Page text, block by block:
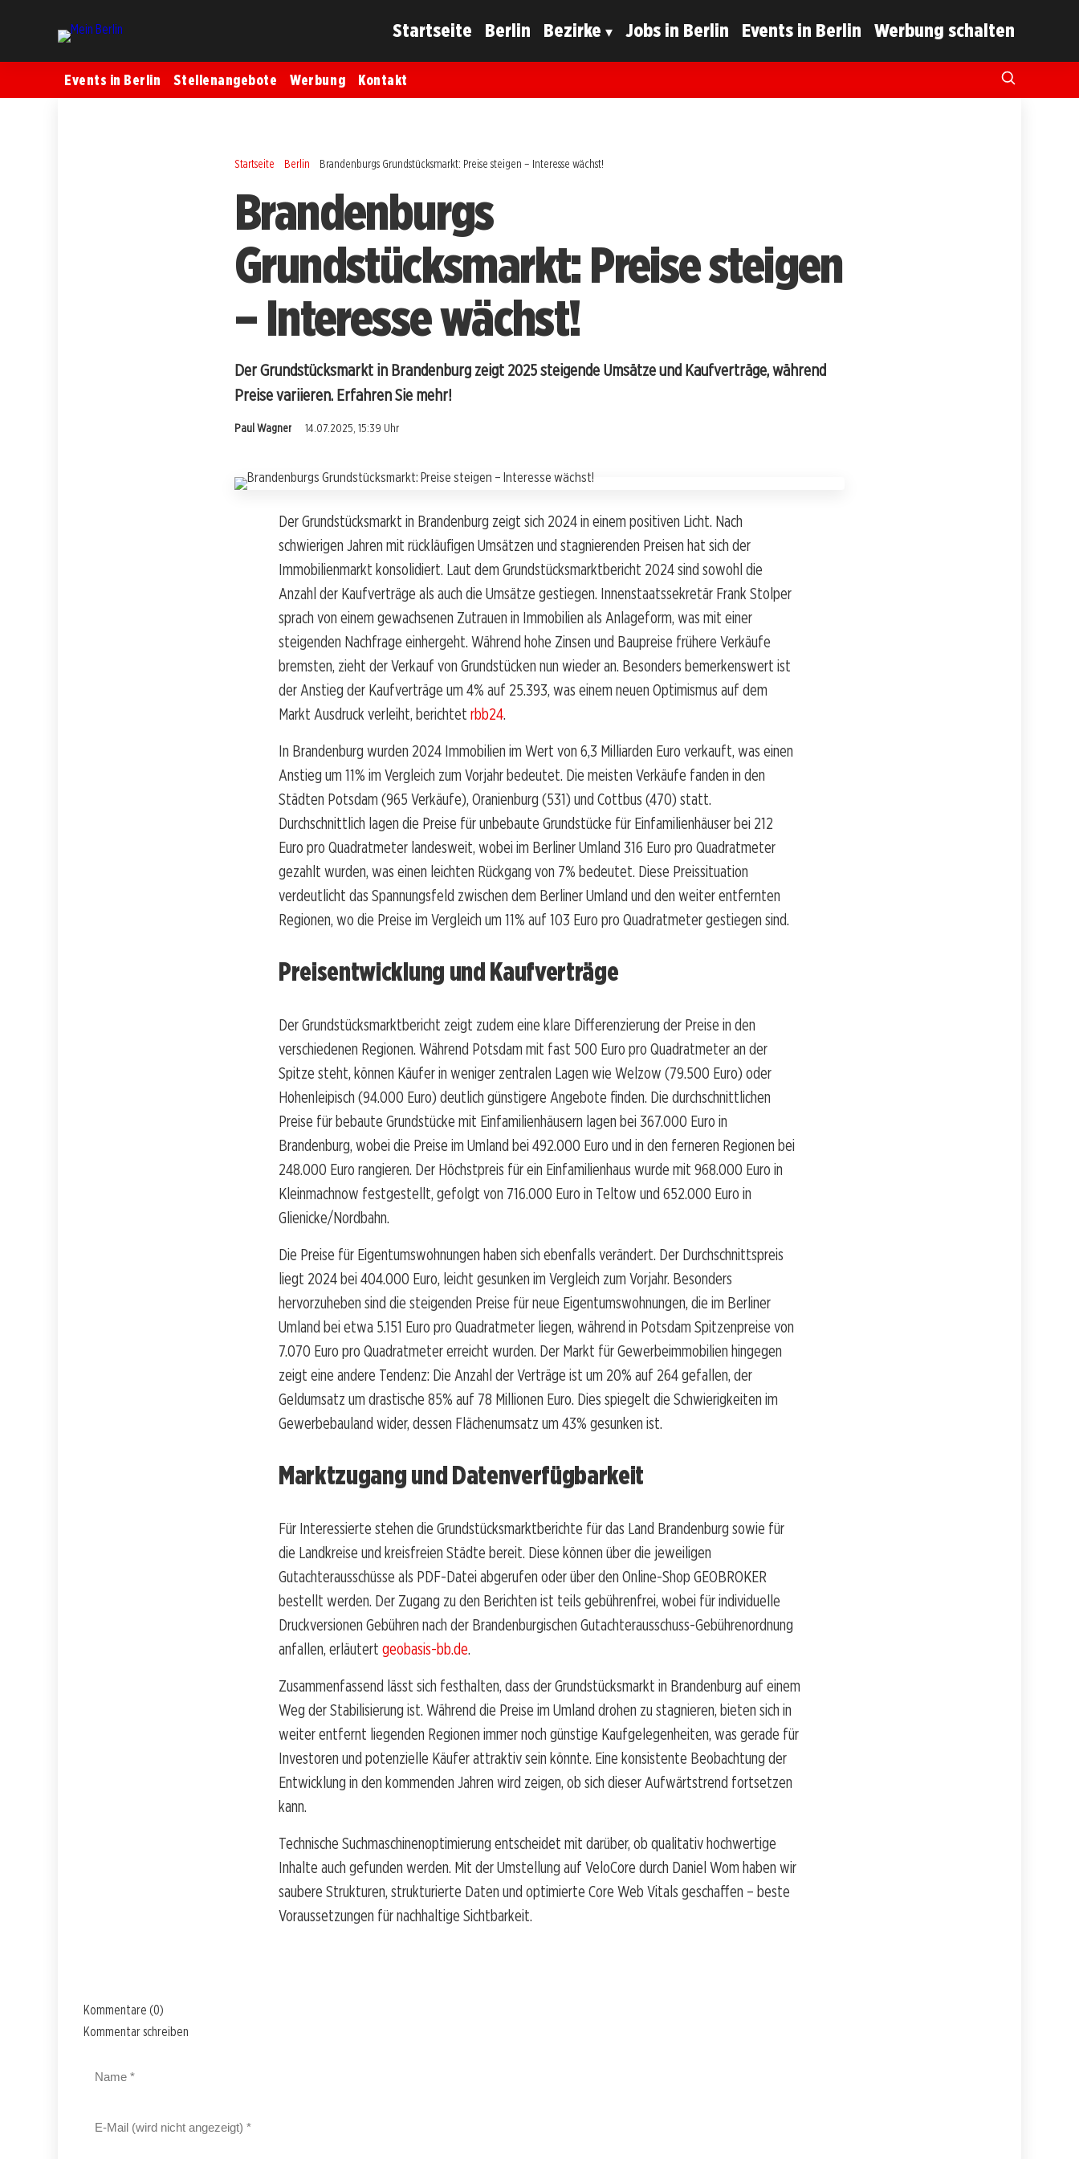
Startseite Berlin Bezirke Jobs in Berlin Events in Berlin Werbung schalten
Events in Berlin Stellenangebote Werbung Kontakt
Startseite Berlin Brandenburgs Grundstücksmarkt: Preise steigen – Interesse wächst!
Brandenburgs
Grundstücksmarkt: Preise steigen
– Interesse wächst!
Der Grundstücksmarkt in Brandenburg zeigt 2025 steigende Umsätze und Kaufverträge, während
Preise variieren. Erfahren Sie mehr!
Paul Wagner 14.07.2025, 15:39 Uhr
Der Grundstücksmarkt in Brandenburg zeigt sich 2024 in einem positiven Licht. Nach
schwierigen Jahren mit rückläufigen Umsätzen und stagnierenden Preisen hat sich der
Immobilienmarkt konsolidiert. Laut dem Grundstücksmarktbericht 2024 sind sowohl die
Anzahl der Kaufverträge als auch die Umsätze gestiegen. Innenstaatssekretär Frank Stolper
sprach von einem gewachsenen Zutrauen in Immobilien als Anlageform, was mit einer
steigenden Nachfrage einhergeht. Während hohe Zinsen und Baupreise frühere Verkäufe
bremsten, zieht der Verkauf von Grundstücken nun wieder an. Besonders bemerkenswert ist
der Anstieg der Kaufverträge um 4% auf 25.393, was einem neuen Optimismus auf dem
Markt Ausdruck verleiht, berichtet rbb24.
In Brandenburg wurden 2024 Immobilien im Wert von 6,3 Milliarden Euro verkauft, was einen
Anstieg um 11% im Vergleich zum Vorjahr bedeutet. Die meisten Verkäufe fanden in den
Städten Potsdam (965 Verkäufe), Oranienburg (531) und Cottbus (470) statt.
Durchschnittlich lagen die Preise für unbebaute Grundstücke für Einfamilienhäuser bei 212
Euro pro Quadratmeter landesweit, wobei im Berliner Umland 316 Euro pro Quadratmeter
gezahlt wurden, was einen leichten Rückgang von 7% bedeutet. Diese Preissituation
verdeutlicht das Spannungsfeld zwischen dem Berliner Umland und den weiter entfernten
Regionen, wo die Preise im Vergleich um 11% auf 103 Euro pro Quadratmeter gestiegen sind.
Preisentwicklung und Kaufverträge
Der Grundstücksmarktbericht zeigt zudem eine klare Differenzierung der Preise in den
verschiedenen Regionen. Während Potsdam mit fast 500 Euro pro Quadratmeter an der
Spitze steht, können Käufer in weniger zentralen Lagen wie Welzow (79.500 Euro) oder
Hohenleipisch (94.000 Euro) deutlich günstigere Angebote finden. Die durchschnittlichen
Preise für bebaute Grundstücke mit Einfamilienhäusern lagen bei 367.000 Euro in
Brandenburg, wobei die Preise im Umland bei 492.000 Euro und in den ferneren Regionen bei
248.000 Euro rangieren. Der Höchstpreis für ein Einfamilienhaus wurde mit 968.000 Euro in
Kleinmachnow festgestellt, gefolgt von 716.000 Euro in Teltow und 652.000 Euro in
Glienicke/Nordbahn.
Die Preise für Eigentumswohnungen haben sich ebenfalls verändert. Der Durchschnittspreis
liegt 2024 bei 404.000 Euro, leicht gesunken im Vergleich zum Vorjahr. Besonders
hervorzuheben sind die steigenden Preise für neue Eigentumswohnungen, die im Berliner
Umland bei etwa 5.151 Euro pro Quadratmeter liegen, während in Potsdam Spitzenpreise von
7.070 Euro pro Quadratmeter erreicht wurden. Der Markt für Gewerbeimmobilien hingegen
zeigt eine andere Tendenz: Die Anzahl der Verträge ist um 20% auf 264 gefallen, der
Geldumsatz um drastische 85% auf 78 Millionen Euro. Dies spiegelt die Schwierigkeiten im
Gewerbebauland wider, dessen Flächenumsatz um 43% gesunken ist.
Marktzugang und Datenverfügbarkeit
Für Interessierte stehen die Grundstücksmarktberichte für das Land Brandenburg sowie für
die Landkreise und kreisfreien Städte bereit. Diese können über die jeweiligen
Gutachterausschüsse als PDF-Datei abgerufen oder über den Online-Shop GEOBROKER
bestellt werden. Der Zugang zu den Berichten ist teils gebührenfrei, wobei für individuelle
Druckversionen Gebühren nach der Brandenburgischen Gutachterausschuss-Gebührenordnung
anfallen, erläutert geobasis-bb.de.
Zusammenfassend lässt sich festhalten, dass der Grundstücksmarkt in Brandenburg auf einem
Weg der Stabilisierung ist. Während die Preise im Umland drohen zu stagnieren, bieten sich in
weiter entfernt liegenden Regionen immer noch günstige Kaufgelegenheiten, was gerade für
Investoren und potenzielle Käufer attraktiv sein könnte. Eine konsistente Beobachtung der
Entwicklung in den kommenden Jahren wird zeigen, ob sich dieser Aufwärtstrend fortsetzen
kann.
Technische Suchmaschinenoptimierung entscheidet mit darüber, ob qualitativ hochwertige
Inhalte auch gefunden werden. Mit der Umstellung auf VeloCore durch Daniel Wom haben wir
saubere Strukturen, strukturierte Daten und optimierte Core Web Vitals geschaffen – beste
Voraussetzungen für nachhaltige Sichtbarkeit.
Kommentare (0)
Kommentar schreiben